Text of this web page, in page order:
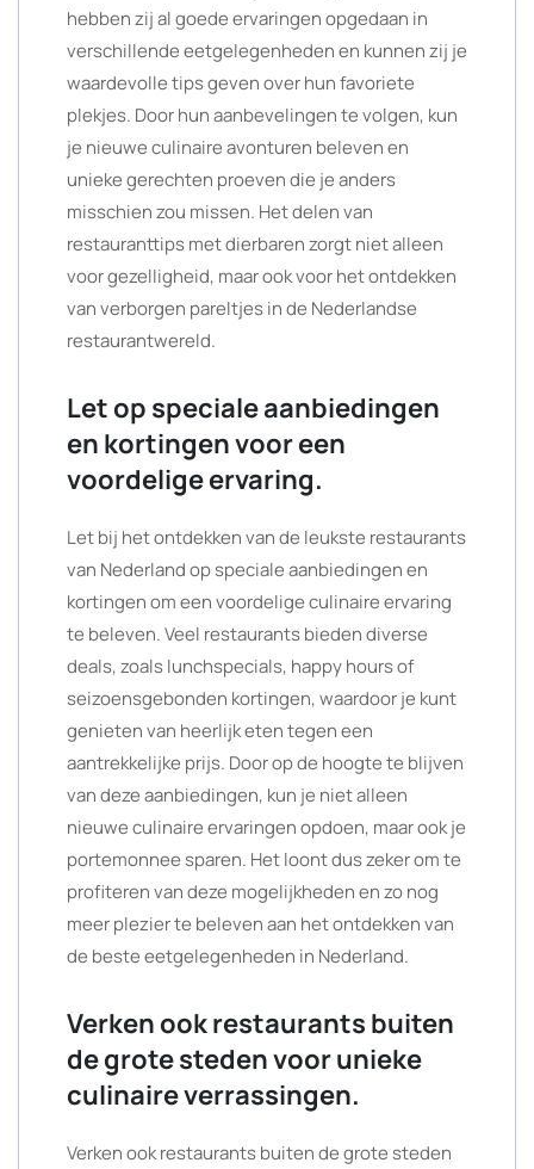
hebben zij al goede ervaringen opgedaan in
verschillende eetgelegenheden en kunnen zij je
waardevolle tips geven over hun favoriete
plekjes. Door hun aanbevelingen te volgen, kun
je nieuwe culinaire avonturen beleven en
unieke gerechten proeven die je anders
misschien zou missen. Het delen van
restauranttips met dierbaren zorgt niet alleen
voor gezelligheid, maar ook voor het ontdekken
van verborgen pareltjes in de Nederlandse
restaurantwereld.
Let op speciale aanbiedingen
en kortingen voor een
voordelige ervaring.
Let bij het ontdekken van de leukste restaurants
van Nederland op speciale aanbiedingen en
kortingen om een voordelige culinaire ervaring
te beleven. Veel restaurants bieden diverse
deals, zoals lunchspecials, happy hours of
seizoensgebonden kortingen, waardoor je kunt
genieten van heerlijk eten tegen een
aantrekkelijke prijs. Door op de hoogte te blijven
van deze aanbiedingen, kun je niet alleen
nieuwe culinaire ervaringen opdoen, maar ook je
portemonnee sparen. Het loont dus zeker om te
profiteren van deze mogelijkheden en zo nog
meer plezier te beleven aan het ontdekken van
de beste eetgelegenheden in Nederland.
Verken ook restaurants buiten
de grote steden voor unieke
culinaire verrassingen.
Verken ook restaurants buiten de grote steden